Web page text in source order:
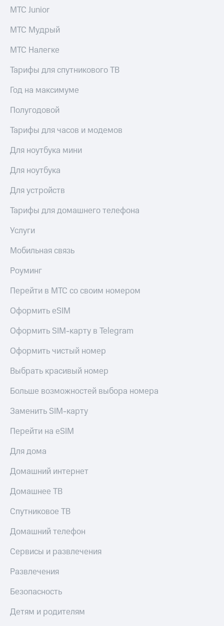
МТС Junior
МТС Мудрый
МТС Налегке
Тарифы для спутникового ТВ
Год на максимуме
Полугодовой
Тарифы для часов и модемов
Для ноутбука мини
Для ноутбука
Для устройств
Тарифы для домашнего телефона
Услуги
Мобильная связь
Роуминг
Перейти в МТС со своим номером
Оформить eSIM
Оформить SIM-карту в Telegram
Оформить чистый номер
Выбрать красивый номер
Больше возможностей выбора номера
Заменить SIM-карту
Перейти на eSIM
Для дома
Домашний интернет
Домашнее ТВ
Спутниковое ТВ
Домашний телефон
Сервисы и развлечения
Развлечения
Безопасность
Детям и родителям